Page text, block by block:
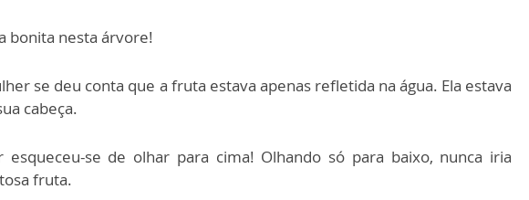
bonita nesta árvore!
se deu conta que a fruta estava apenas refletida na água. Ela estava
cabeça.
esqueceu-se de olhar para cima! Olhando só para baixo, nunca iria
fruta.